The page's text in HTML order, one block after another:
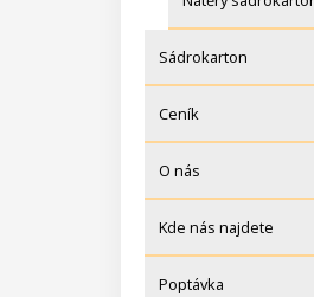
Sádrokarton
Ceník
O nás
Kde nás najdete
Poptávka